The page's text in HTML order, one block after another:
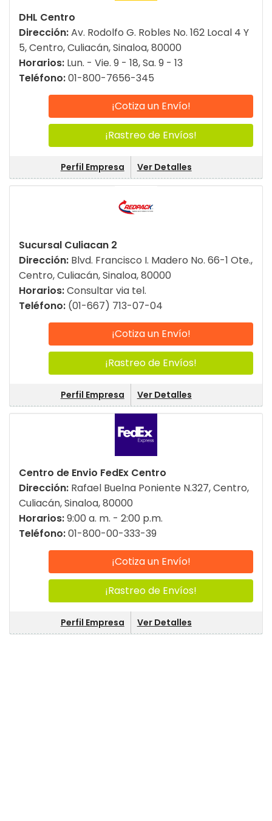
DHL Centro
Dirección:Av. Rodolfo G. Robles No. 162 Local 4 Y
5, Centro, Culiacán, Sinaloa, 80000
Horarios: Lun. - Vie. 9 - 18, Sa. 9 - 13
Teléfono:01-800-7656-345
¡Cotiza un Envío!
¡Rastreo de Envíos!
Perfil Empresa Ver Detalles
Sucursal Culiacan 2
Dirección: Blvd. Francisco I. Madero No. 66-1 Ote.,
Centro, Culiacán, Sinaloa, 80000
Horarios:Consultar via tel.
Teléfono: (01-667) 713-07-04
¡Cotiza un Envío!
¡Rastreo de Envíos!
Perfil Empresa Ver Detalles
Centro de Envio FedEx Centro
Dirección: Rafael Buelna Poniente N.327, Centro,
Culiacán, Sinaloa, 80000
Horarios:9:00 a. m. - 2:00 p.m.
Teléfono:01-800-00-333-39
¡Cotiza un Envío!
¡Rastreo de Envíos!
Perfil Empresa Ver Detalles